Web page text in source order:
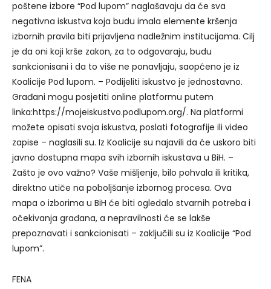
poštene izbore “Pod lupom” naglašavaju da će sva
negativna iskustva koja budu imala elemente kršenja
izbornih pravila biti prijavljena nadležnim institucijama. Cilj
je da oni koji krše zakon, za to odgovaraju, budu
sankcionisani i da to više ne ponavljaju, saopćeno je iz
Koalicije Pod lupom. – Podijeliti iskustvo je jednostavno.
Građani mogu posjetiti online platformu putem
linka:https://mojeiskustvo.podlupom.org/. Na platformi
možete opisati svoja iskustva, poslati fotografije ili video
zapise – naglasili su. Iz Koalicije su najavili da će uskoro biti
javno dostupna mapa svih izbornih iskustava u BiH. –
Zašto je ovo važno? Vaše mišljenje, bilo pohvala ili kritika,
direktno utiče na poboljšanje izbornog procesa. Ova
mapa o izborima u BiH će biti ogledalo stvarnih potreba i
očekivanja građana, a nepravilnosti će se lakše
prepoznavati i sankcionisati – zaključili su iz Koalicije “Pod
lupom”.
FENA